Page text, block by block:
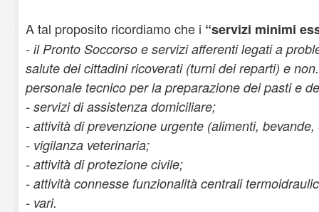
A tal proposito ricordiamo che i “servizi minimi
- il Pronto Soccorso e servizi afferenti legati a
salute dei cittadini ricoverati (turni dei reparti) e
personale tecnico per la preparazione dei pasti e
- servizi di assistenza domiciliare;
- attività di prevenzione urgente (alimenti, bevande,
- vigilanza veterinaria;
- attività di protezione civile;
- attività connesse funzionalità centrali
- vari.